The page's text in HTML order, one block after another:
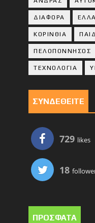
ΔΙΑΦΟΡΑ
ΚΟΡΙΝΘΙA
ΠΕΛΟΠΟΝΝΗΣΟΣ
ΤΕΧΝΟΛΟΓΙΑ
ΣΥΝΔΕΘΕΙΤΕ
729 likes
18
ΠΡΟΣΦΑΤΑ